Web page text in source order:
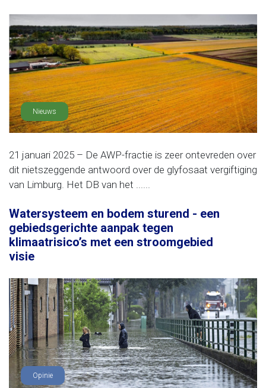
Nieuws
21 januari 2025 – De AWP-fractie is zeer ontevreden over
dit nietszeggende antwoord over de glyfosaat vergiftiging
van Limburg. Het DB van het ......
Watersysteem en bodem sturend - een
gebiedsgerichte aanpak tegen
klimaatrisico’s met een stroomgebied
visie
Opinie